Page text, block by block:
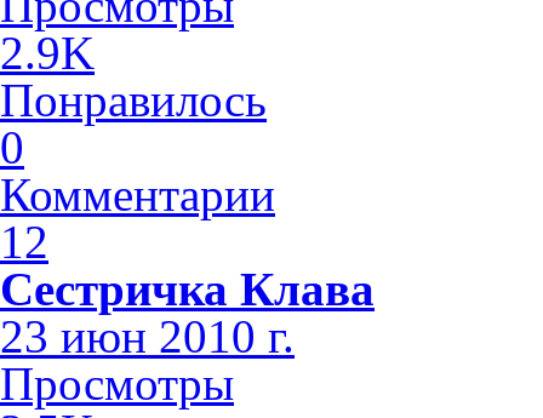
2.9K
Понравилось
0
Комментарии
12
Сестричка Клава
23 июн 2010 г.
Просмотры